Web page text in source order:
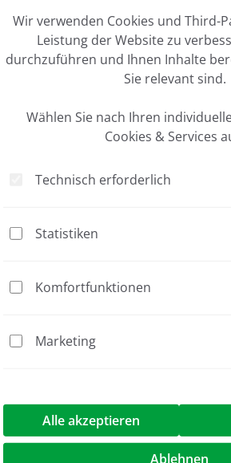
und Gleichmäßigkeit im Bad,
lange Lebensdauer.
Wasserwechsel
ml Röhrchen in die 4L, 8L und 12L
Bath"
Wir verwenden Cookies und Third-
Leistung der Website zu
durchzuführen und Ihnen Inhalte
Sie relevant sind.
Wählen Sie nach Ihren
Cookies & Services
Technisch erforderlich
Statistiken
Komfortfunktionen
Marketing
Alle akzeptieren
Ablehnen